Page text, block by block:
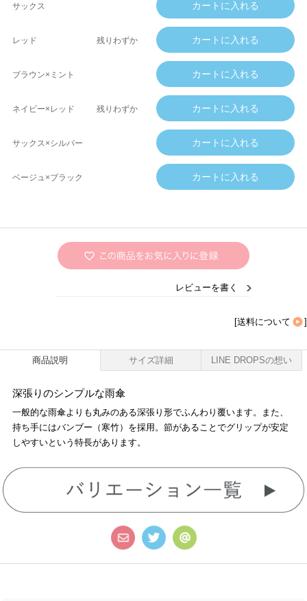
サックス
レッド 残りわずか
ブラウン×ミント
ネイビー×レッド 残りわずか
サックス×シルバー
ベージュ×ブラック
レビューを書く
[送料について ]
商品説明 サイズ詳細 LINE DROPSの想い
深張りのシンプルな雨傘
一般的な雨傘よりも丸みのある深張り形でふんわり覆います。また、
持ち手にはバンブー（寒竹）を採用。節があることでグリップが安定
しやすいという特長があります。